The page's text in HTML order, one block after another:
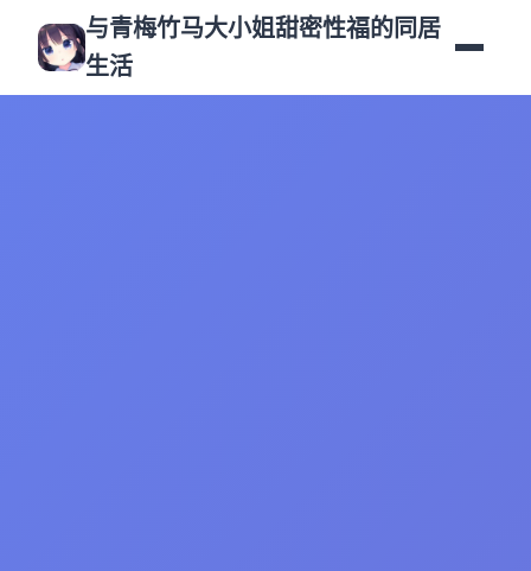
与青梅竹马大小姐甜密性福的同居
生活